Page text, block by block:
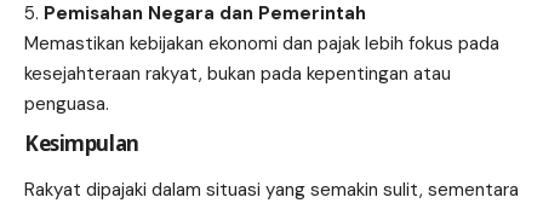
Pemisahan Negara dan Pemerintah
Memastikan kebijakan ekonomi dan pajak lebih fokus pada
kesejahteraan rakyat, bukan pada kepentingan atau
penguasa.
Kesimpulan
Rakyat dipajaki dalam situasi yang semakin sulit, sementara